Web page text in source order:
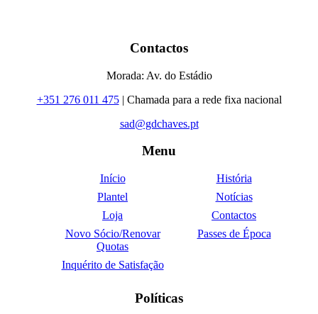
Contactos
Morada: Av. do Estádio
+351 276 011 475| Chamada para a rede fixa nacional
sad@gdchaves.pt
Menu
Início
História
Plantel
Notícias
Loja
Contactos
Novo Sócio/Renovar
Quotas
Passes de Época
Inquérito de Satisfação
Políticas